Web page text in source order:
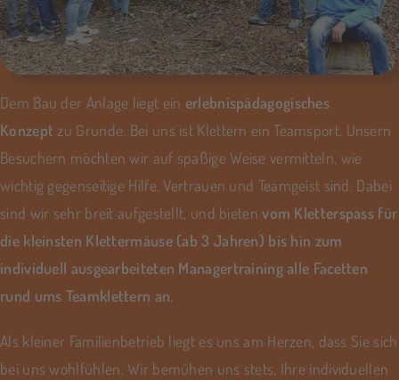
Dem Bau der Anlage liegt ein erlebnispädagogisches
Konzept zu Grunde. Bei uns ist Klettern ein Teamsport. Unsern
Besuchern möchten wir auf spaßige Weise vermitteln, wie
wichtig gegenseitige Hilfe, Vertrauen und Teamgeist sind. Dabei
sind wir sehr breit aufgestellt, und bietenvom Kletterspass für
die kleinsten Klettermäuse (ab 3 Jahren) bis hin zum
individuell ausgearbeiteten Managertraining alle Facetten
rund ums Teamklettern an.
Als kleiner Familienbetrieb liegt es uns am Herzen, dass Sie sich
bei uns wohlfühlen. Wir bemühen uns stets, Ihre individuellen